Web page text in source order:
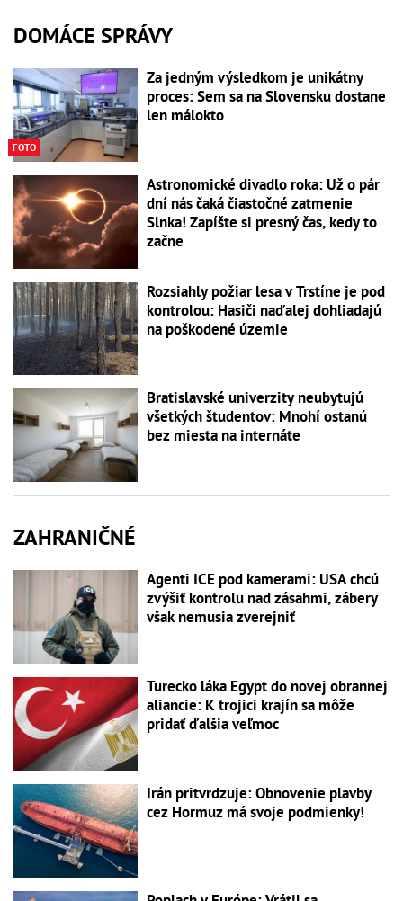
DOMÁCE SPRÁVY
FOTO
Za jedným výsledkom je unikátny
proces: Sem sa na Slovensku dostane
len málokto
Astronomické divadlo roka: Už o pár
dní nás čaká čiastočné zatmenie
Slnka! Zapíšte si presný čas, kedy to
začne
Rozsiahly požiar lesa v Trstíne je pod
kontrolou: Hasiči naďalej dohliadajú
na poškodené územie
Bratislavské univerzity neubytujú
všetkých študentov: Mnohí ostanú
bez miesta na internáte
ZAHRANIČNÉ
Agenti ICE pod kamerami: USA chcú
zvýšiť kontrolu nad zásahmi, zábery
však nemusia zverejniť
Turecko láka Egypt do novej obrannej
aliancie: K trojici krajín sa môže
pridať ďalšia veľmoc
Irán pritvrdzuje: Obnovenie plavby
cez Hormuz má svoje podmienky!